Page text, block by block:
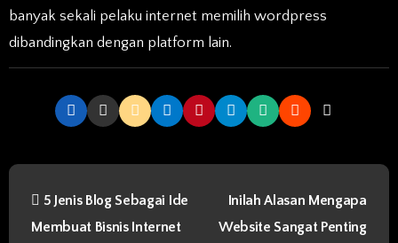
banyak sekali pelaku internet memilih wordpress
dibandingkan dengan platform lain.
P
5 Jenis Blog Sebagai Ide
Membuat Bisnis Internet
Inilah Alasan Mengapa
Website Sangat Penting